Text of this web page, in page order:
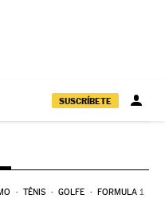
SUSCRÍBETE
TÊNIS GOLFE FORMULA 1